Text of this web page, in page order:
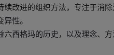
改进的组织方法，专注于消
性。
六西格玛的历史，以及理念、